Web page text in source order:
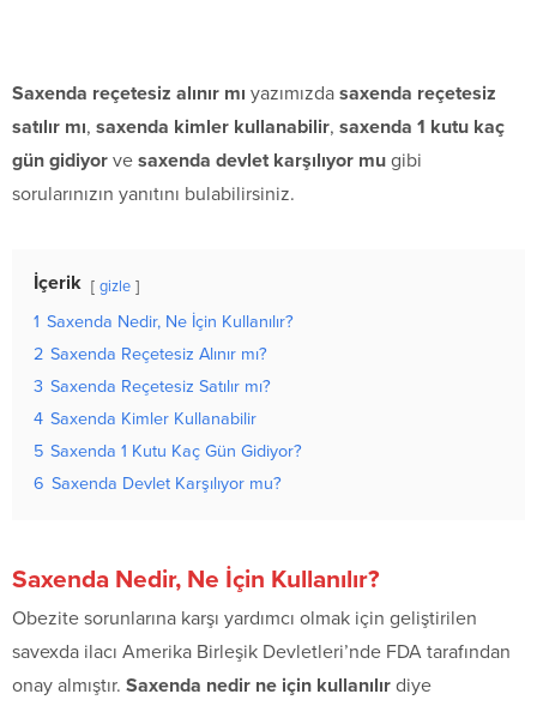
Saxenda reçetesiz alınır mı yazımızda saxenda reçetesiz
satılır mı, saxenda kimler kullanabilir, saxenda 1 kutu kaç
gün gidiyor ve saxenda devlet karşılıyor mu gibi
sorularınızın yanıtını bulabilirsiniz.
İçerik gizle
1 Saxenda Nedir, Ne İçin Kullanılır?
2 Saxenda Reçetesiz Alınır mı?
3 Saxenda Reçetesiz Satılır mı?
4 Saxenda Kimler Kullanabilir
5 Saxenda 1 Kutu Kaç Gün Gidiyor?
6 Saxenda Devlet Karşılıyor mu?
Saxenda Nedir, Ne İçin Kullanılır?
Obezite sorunlarına karşı yardımcı olmak için geliştirilen
savexda ilacı Amerika Birleşik Devletleri’nde FDA tarafından
onay almıştır. Saxenda nedir ne için kullanılır diye